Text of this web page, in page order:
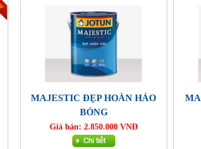
MAJESTIC ĐẸP HOÀN HẢO
BÓNG
Giá bán: 2.850.000 VNĐ